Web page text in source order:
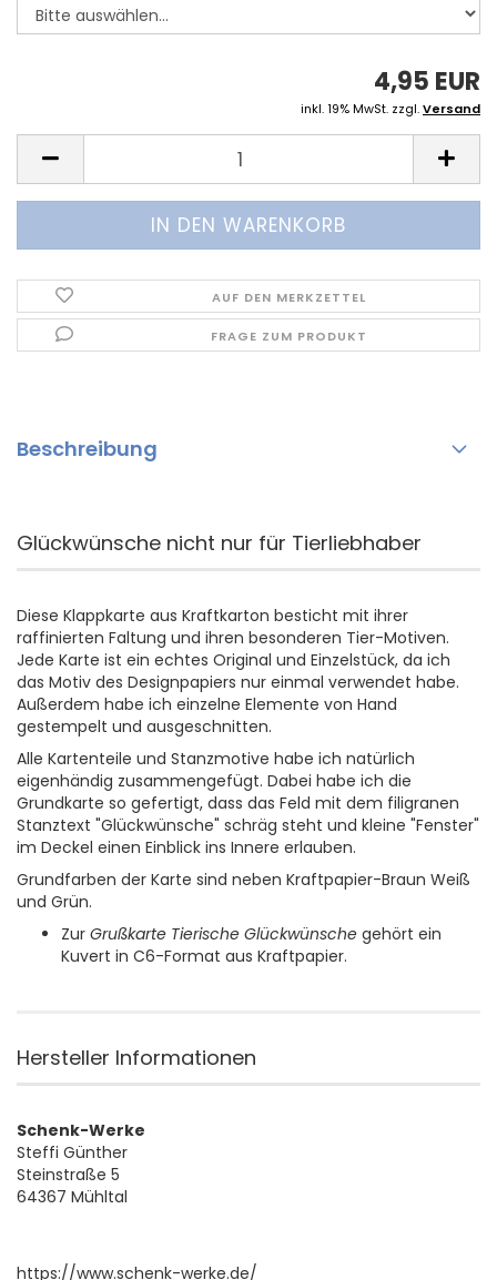
4,95 EUR
inkl. 19% MwSt. zzgl.Versand
AUF DEN MERKZETTEL
FRAGE ZUM PRODUKT
Beschreibung
Glückwünsche nicht nur für Tierliebhaber
Diese Klappkarte aus Kraftkarton besticht mit ihrer
raffinierten Faltung und ihren besonderen Tier-Motiven.
Jede Karte ist ein echtes Original und Einzelstück, da ich
das Motiv des Designpapiers nur einmal verwendet habe.
Außerdem habe ich einzelne Elemente von Hand
gestempelt und ausgeschnitten.
Alle Kartenteile und Stanzmotive habe ich natürlich
eigenhändig zusammengefügt. Dabei habe ich die
Grundkarte so gefertigt, dass das Feld mit dem filigranen
Stanztext "Glückwünsche" schräg steht und kleine "Fenster"
im Deckel einen Einblick ins Innere erlauben.
Grundfarben der Karte sind neben Kraftpapier-Braun Weiß
und Grün.
Zur Grußkarte Tierische Glückwünsche gehört ein
Kuvert in C6-Format aus Kraftpapier.
Hersteller Informationen
Schenk-Werke
Steffi Günther
Steinstraße 5
64367 Mühltal
https://www.schenk-werke.de/